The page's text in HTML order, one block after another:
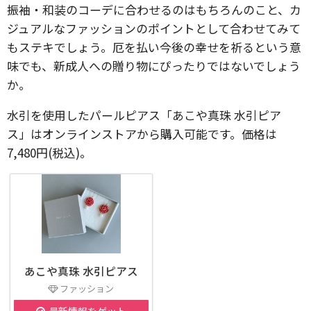
振袖・和装のコーデに合わせるのはもちろんのこと、カ
ジュアルなファッションのポイントとして合わせてみて
もステキでしょう。厄を払い今後の幸せを祈るという意
味でも、新成人への贈り物にぴったりではないでしょう
か。
水引を使用したパールピアス「あこや真珠 水引ピア
ス」はオンラインストアから購入可能です。価格は
7,480円(税込)。
あこや真珠 水引ピアス
ファッション